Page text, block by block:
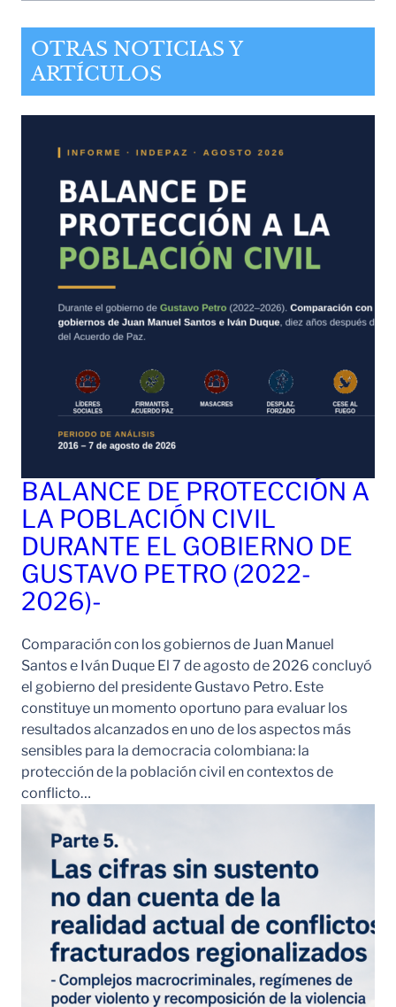
OTRAS NOTICIAS Y
ARTÍCULOS
BALANCE DE PROTECCIÓN A
LA POBLACIÓN CIVIL
DURANTE EL GOBIERNO DE
GUSTAVO PETRO (2022-
2026)-
Comparación con los gobiernos de Juan Manuel
Santos e Iván Duque El 7 de agosto de 2026 concluyó
el gobierno del presidente Gustavo Petro. Este
constituye un momento oportuno para evaluar los
resultados alcanzados en uno de los aspectos más
sensibles para la democracia colombiana: la
protección de la población civil en contextos de
conflicto…